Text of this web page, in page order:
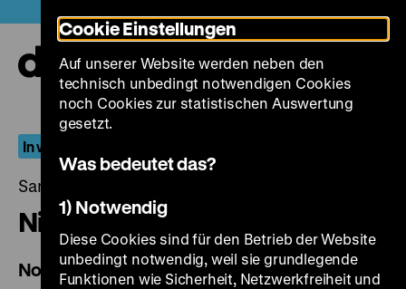
zum
Seiteninhalt
springen
In weiter Ferne, so nah!
Samstag, 11. Juli 2026, 18.00 Uhr
Nikdo se nebude smát
Nobody Will Laugh
Cookie Einstellungen
Auf unserer Website werden neben den
technisch unbedingt notwendigen Cookies
noch Cookies zur statistischen Auswertung
gesetzt.
Was bedeutet das?
1) Notwendig
Diese Cookies sind für den Betrieb der Website
unbedingt notwendig, weil sie grundlegende
Funktionen wie Sicherheit, Netzwerkfreiheit und